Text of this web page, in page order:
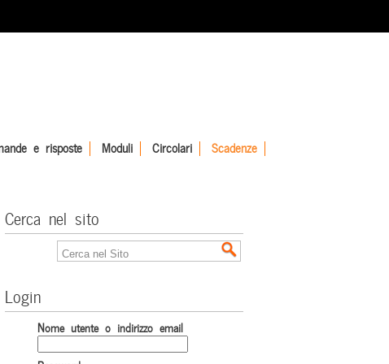
e risposte Moduli Circolari Scadenze
Cerca nel sito
Login
Nome utente o indirizzo email